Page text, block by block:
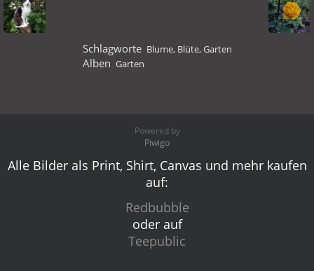
Schlagworte Blume, Blüte,Garten
Alben Garten
Powered by
Piwigo
Alle Bilder als Print, Shirt, Canvas und mehr kaufen
auf:
Redbubble
oder auf
Teepublic